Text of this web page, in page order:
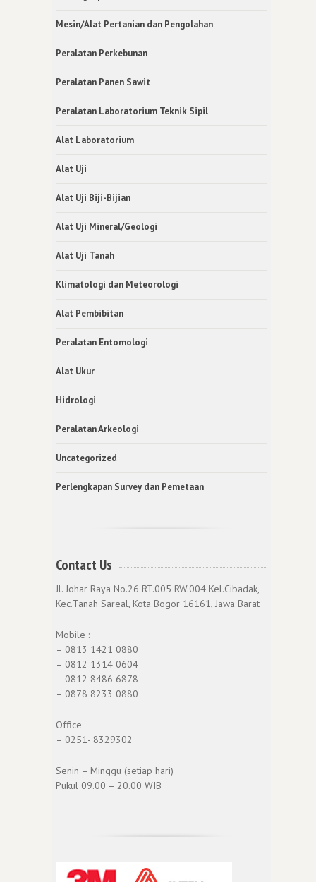
Mesin/Alat Pertanian dan Pengolahan
Peralatan Perkebunan
Peralatan Panen Sawit
Peralatan Laboratorium Teknik Sipil
Alat Laboratorium
Alat Uji
Alat Uji Biji-Bijian
Alat Uji Mineral/Geologi
Alat Uji Tanah
Klimatologi dan Meteorologi
Alat Pembibitan
Peralatan Entomologi
Alat Ukur
Hidrologi
Peralatan Arkeologi
Uncategorized
Perlengkapan Survey dan Pemetaan
Contact Us
Jl. Johar Raya No.26 RT.005 RW.004 Kel.Cibadak,
Kec.Tanah Sareal, Kota Bogor 16161, Jawa Barat
Mobile :
– 0813 1421 0880
– 0812 1314 0604
– 0812 8486 6878
– 0878 8233 0880
Office
– 0251- 8329302
Senin – Minggu (setiap hari)
Pukul 09.00 – 20.00 WIB